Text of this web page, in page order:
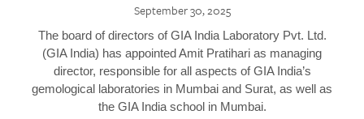
September 30, 2025
The board of directors of GIA India Laboratory Pvt. Ltd.
(GIA India) has appointed Amit Pratihari as managing
director, responsible for all aspects of GIA India’s
gemological laboratories in Mumbai and Surat, as well as
the GIA India school in Mumbai.